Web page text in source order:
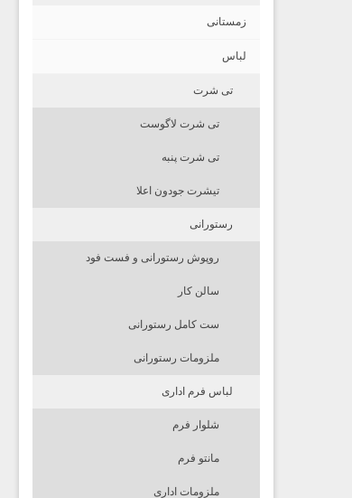
زمستانی
لباس
تی شرت
تی شرت لاگوست
تی شرت پنبه
تیشرت جودون اعلا
رستورانی
روپوش رستورانی و فست فود
سالن کار
ست کامل رستورانی
ملزومات رستورانی
لباس فرم اداری
شلوار فرم
مانتو فرم
ملزومات اداری